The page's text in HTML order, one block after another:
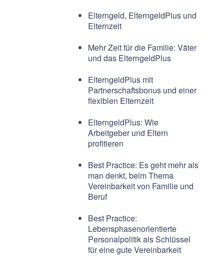
Elterngeld, ElterngeldPlus und
Elternzeit
Mehr Zeit für die Familie: Väter
und das ElterngeldPlus
ElterngeldPlus mit
Partnerschaftsbonus und einer
flexiblen Elternzeit
ElterngeldPlus: Wie
Arbeitgeber und Eltern
profitieren
Best Practice: Es geht mehr als
man denkt, beim Thema
Vereinbarkeit von Familie und
Beruf
Best Practice:
Lebensphasenorientierte
Personalpolitik als Schlüssel
für eine gute Vereinbarkeit